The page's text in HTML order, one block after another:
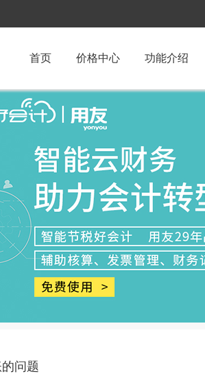
首页 价格中心 功能介绍
问题